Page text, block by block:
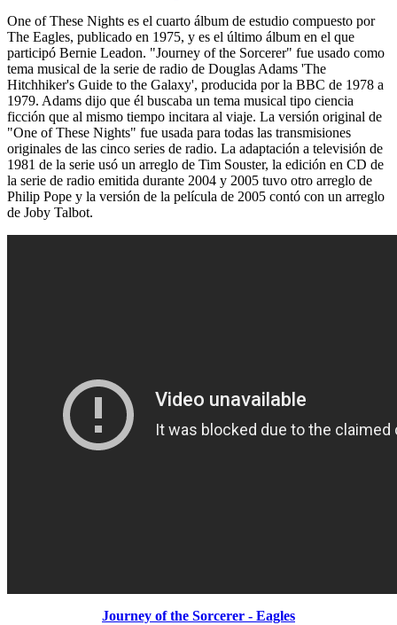
One of These Nights es el cuarto álbum de estudio compuesto por
The Eagles, publicado en 1975, y es el último álbum en el que
participó Bernie Leadon. "Journey of the Sorcerer" fue usado como
tema musical de la serie de radio de Douglas Adams 'The
Hitchhiker's Guide to the Galaxy', producida por la BBC de 1978 a
1979. Adams dijo que él buscaba un tema musical tipo ciencia
ficción que al mismo tiempo incitara al viaje. La versión original de
"One of These Nights" fue usada para todas las transmisiones
originales de las cinco series de radio. La adaptación a televisión de
1981 de la serie usó un arreglo de Tim Souster, la edición en CD de
la serie de radio emitida durante 2004 y 2005 tuvo otro arreglo de
Philip Pope y la versión de la película de 2005 contó con un arreglo
de Joby Talbot.
Journey of the Sorcerer - Eagles